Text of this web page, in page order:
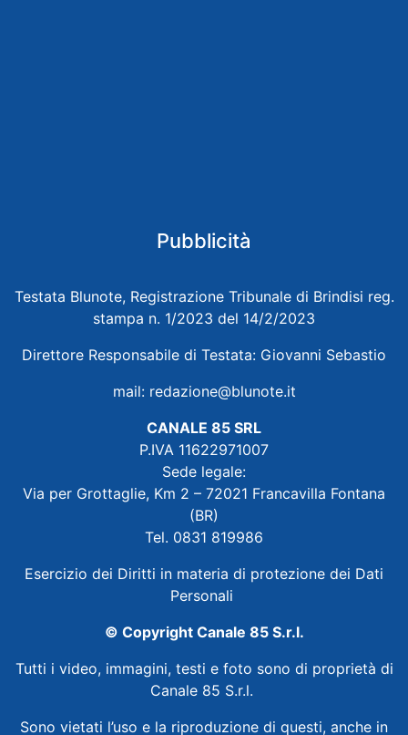
Pubblicità
Testata Blunote, Registrazione Tribunale di Brindisi reg.
stampa n. 1/2023 del 14/2/2023
Direttore Responsabile di Testata: Giovanni Sebastio
mail: redazione@blunote.it
CANALE 85 SRL
P.IVA 11622971007
Sede legale:
Via per Grottaglie, Km 2 – 72021 Francavilla Fontana
(BR)
Tel. 0831 819986
Esercizio dei Diritti in materia di protezione dei Dati
Personali
© Copyright Canale 85 S.r.l.
Tutti i video, immagini, testi e foto sono di proprietà di
Canale 85 S.r.l.
Sono vietati l’uso e la riproduzione di questi, anche in